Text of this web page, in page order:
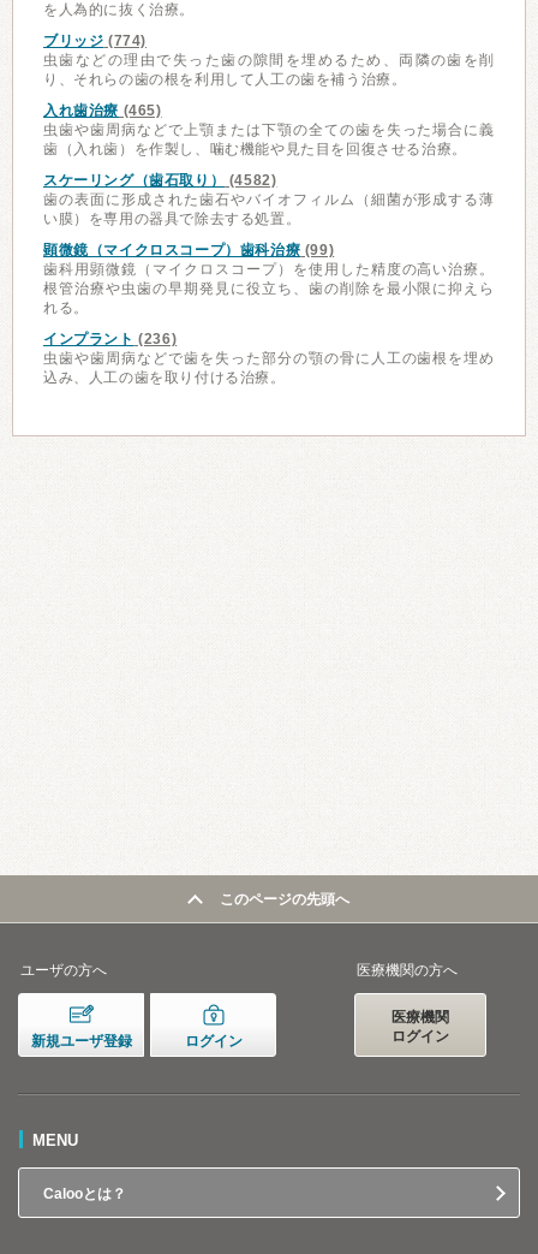
を人為的に抜く治療。
ブリッジ (774)
虫歯などの理由で失った歯の隙間を埋めるため、両隣の歯を削
り、それらの歯の根を利用して人工の歯を補う治療。
入れ歯治療 (465)
虫歯や歯周病などで上顎または下顎の全ての歯を失った場合に義
歯（入れ歯）を作製し、噛む機能や見た目を回復させる治療。
スケーリング（歯石取り）
(4582)
歯の表面に形成された歯石やバイオフィルム（細菌が形成する薄
い膜）を専用の器具で除去する処置。
顕微鏡（マイクロスコープ）歯科治療 (99)
歯科用顕微鏡（マイクロスコープ）を使用した精度の高い治療。
根管治療や虫歯の早期発見に役立ち、歯の削除を最小限に抑えら
れる。
インプラント (236)
虫歯や歯周病などで歯を失った部分の顎の骨に人工の歯根を埋め
込み、人工の歯を取り付ける治療。
このページの先頭へ
ユーザの方へ
新規ユーザ登録 ログイン
医療機関の方へ
医療機関
ログイン
MENU
Calooとは？